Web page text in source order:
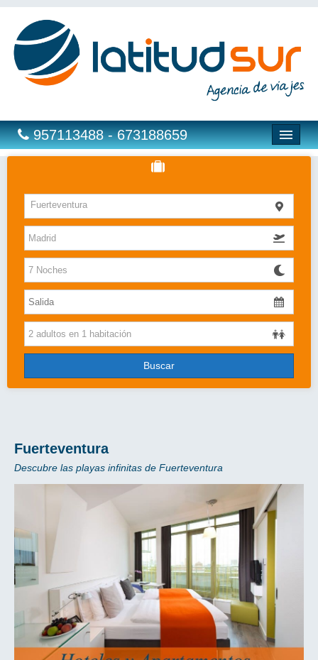
957113488 - 673188659
Hoteles
Costas
Islas
Caribe
Bahia Principe
Cruceros
Grandes Viajes
Más..
Disney
Entradas/Ocio
Blog
Fuerteventura
Buscar
Fuerteventura
Descubre las playas infinitas de Fuerteventura